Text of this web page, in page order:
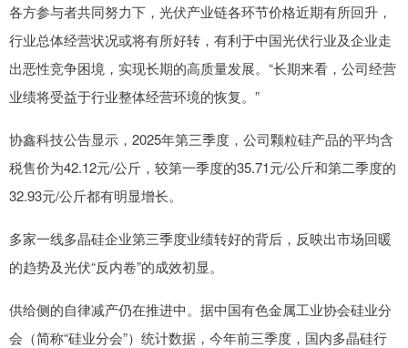
各方参与者共同努力下，光伏产业链各环节价格近期有所回升，
行业总体经营状况或将有所好转，有利于中国光伏行业及企业走
出恶性竞争困境，实现长期的高质量发展。“长期来看，公司经营
业绩将受益于行业整体经营环境的恢复。”
协鑫科技公告显示，2025年第三季度，公司颗粒硅产品的平均含
税售价为42.12元/公斤，较第一季度的35.71元/公斤和第二季度的
32.93元/公斤都有明显增长。
多家一线多晶硅企业第三季度业绩转好的背后，反映出市场回暖
的趋势及光伏“反内卷”的成效初显。
供给侧的自律减产仍在推进中。据中国有色金属工业协会硅业分
会（简称“硅业分会”）统计数据，今年前三季度，国内多晶硅行